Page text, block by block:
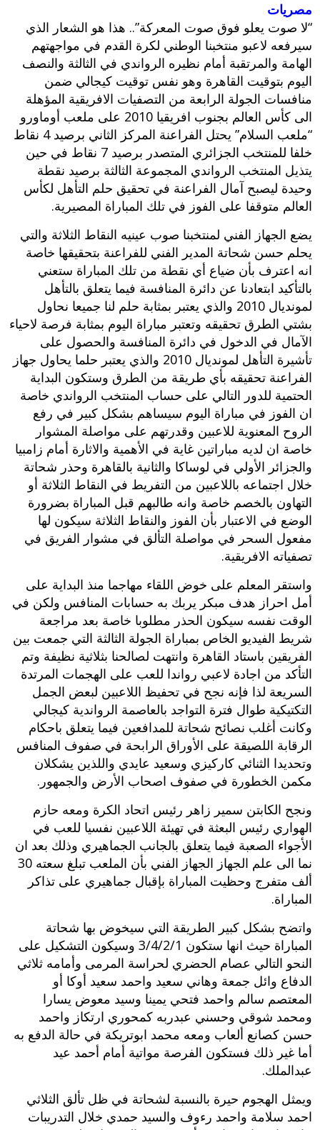
مصريات
“لا صوت يعلو فوق صوت المعركة”.. هذا هو الشعار الذي
سيرفعه لاعبو منتخبنا الوطني لكرة القدم في مواجهتهم
الهامة والمرتقبة أمام نظيره الرواندي في الثالثة والنصف
اليوم بتوقيت القاهرة وهو نفس توقيت كيجالي ضمن
منافسات الجولة الرابعة من التصفيات الافريقية المؤهلة
الى كأس العالم بجنوب افريقيا 2010 على ملعب أوماورو
“ملعب السلام” يحتل الفراعنة المركز الثاني برصيد 4 نقاط
خلفا للمنتخب الجزائري المتصدر برصيد 7 نقاط في حين
يتذيل المنتخب الرواندي المجموعة الثالثة برصيد نقطة
وحيدة ليصبح آمال الفراعنة في تحقيق حلم التأهل لكأس
العالم متوقفا على الفوز في تلك المباراة المصيرية.
يضع الجهاز الفني لمنتخبنا صوب عينيه النقاط الثلاثة والتي
يحلم حسن شحاتة المدير الفني للفراعنة بتحقيقها خاصة
انه اعترف بأن ضياع أي نقطة من تلك المباراة ستعني
بالتأكيد ابتعادنا عن دائرة المنافسة فيما يتعلق بالتأهل
لمونديال 2010 والذي يعتبر بمثابة حلم لنا جميعا نحاول
بشتي الطرق تحقيقه وتعتبر مباراة اليوم بمثابة فرصة لاحياء
الآمال في الدخول في دائرة المنافسة والحصول على
تأشيرة التأهل لمونديال 2010 والذي يعتبر حلما يحاول جهاز
الفراعنة تحقيقه بأي طريقة من الطرق وستكون البداية
الحتمية للدور التالي على حساب المنتخب الرواندي خاصة
ان الفوز في مباراة اليوم سيساهم بشكل كبير في رفع
الروح المعنوية للاعبين وقدرتهم على مواصلة المشوار
خاصة ان لديه مباراتين غاية في الأهمية والاثارة أمام زامبيا
والجزائر الأولي في لوساكا والثانية بالقاهرة وحذر شحاتة
خلال اجتماعه باللاعبين من التفريط في النقاط الثلاثة أو
التهاون بالخصم خاصة وانه طالبهم قبل المباراة بضرورة
الوضع في الاعتبار بأن الفوز والنقاط الثلاثة سيكون لها
مفعول السحر في مواصلة التألق في مشوار الفريق في
تصفياته الافريقية.
واستقر المعلم على خوض اللقاء مهاجما منذ البداية على
أمل احراز هدف مبكر يربك به حسابات المنافس ولكن في
الوقت نفسه سيكون الحذر مطلوبا خاصة بعد مراجعة
شريط الفيديو الخاص بمباراة الجولة الثالثة التي جمعت بين
الفريقين باستاد القاهرة وانتهت لصالحنا بثلاثية نظيفة وتم
التأكد من اجادة لاعبي رواندا للعب على الهجمات المرتدة
السريعة لذا فإنه نجح في تحفيظ اللاعبين لبعض الجمل
التكتيكية طوال فترة التواجد بالعاصمة الرواندية كيجالي
وكانت أغلب نصائح شحاتة للمدافعين فيما يتعلق باحكام
الرقابة اللصيقة على الأوراق الرابحة في صفوف المنافس
وتحديدا الثنائي كاركيزي وسعيد عايدي واللذين يشكلان
مكمن الخطورة في صفوف اصحاب الأرض والجمهور.
ونجح الكابتن سمير زاهر رئيس اتحاد الكرة ومعه حازم
الهواري رئيس البعثة في تهيئة اللاعبين نفسيا للعب في
الأجواء الصعبة فيما يتعلق بالجانب الجماهيري وذلك بعد ان
نما الى علم الجهاز الجهاز الفني بأن الملعب تبلغ سعته 30
ألف متفرج وحظيت المباراة بإقبال جماهيري على تذاكر
المباراة.
واتضح بشكل كبير الطريقة التي سيخوض بها شحاتة
المباراة حيث انها ستكون 3/4/2/1 وسيكون التشكيل على
النحو التالي عصام الحضري لحراسة المرمى وأمامه ثلاثي
الدفاع وائل جمعة وهاني سعيد واحمد سعيد أوكا أو
المعتصم سالم واحمد فتحي يمينا وسيد معوض يسارا
ومحمد شوقي وحسني عبدربه كمحوري ارتكاز واحمد
حسن كصانع ألعاب ومعه محمد ابوتريكة في حالة الدفع به
أما غير ذلك فستكون الفرصة مواتية أمام أحمد عيد
عبدالملك.
ويمثل الهجوم حيرة بالنسبة لشحاتة في ظل تألق الثلاثي
احمد سلامة واحمد رءوف والسيد حمدي خلال التدريبات